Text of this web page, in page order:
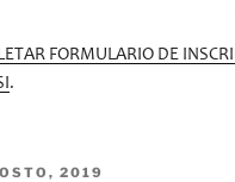
FORMULARIO DE
.
2019